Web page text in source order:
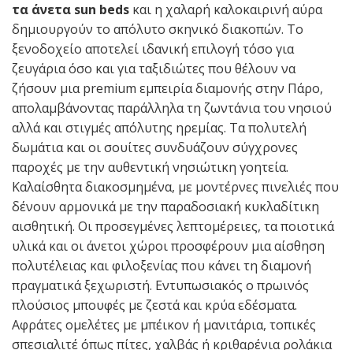
τα άνετα sun beds και η χαλαρή καλοκαιρινή αύρα
δημιουργούν το απόλυτο σκηνικό διακοπών. Το
ξενοδοχείο αποτελεί ιδανική επιλογή τόσο για
ζευγάρια όσο και για ταξιδιώτες που θέλουν να
ζήσουν μια premium εμπειρία διαμονής στην Πάρο,
απολαμβάνοντας παράλληλα τη ζωντάνια του νησιού
αλλά και στιγμές απόλυτης ηρεμίας. Τα πολυτελή
δωμάτια και οι σουίτες συνδυάζουν σύγχρονες
παροχές με την αυθεντική νησιώτικη γοητεία.
Καλαίσθητα διακοσμημένα, με μοντέρνες πινελιές που
δένουν αρμονικά με την παραδοσιακή κυκλαδίτικη
αισθητική. Οι προσεγμένες λεπτομέρειες, τα ποιοτικά
υλικά και οι άνετοι χώροι προσφέρουν μια αίσθηση
πολυτέλειας και φιλοξενίας που κάνει τη διαμονή
πραγματικά ξεχωριστή. Εντυπωσιακός ο πρωινός
πλούσιος μπουφές με ζεστά και κρύα εδέσματα.
Αφράτες ομελέτες με μπέικον ή μανιτάρια, τοπικές
σπεσιαλιτέ όπως πίτες, χαλβάς ή κριθαρένια ρολάκια